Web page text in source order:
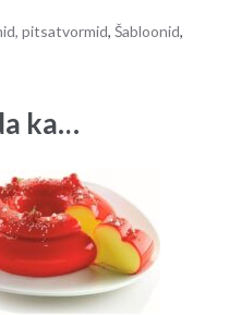
pitsatvormid, Šabloonid,
ka…